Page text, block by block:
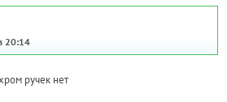
20:14
ручек нет